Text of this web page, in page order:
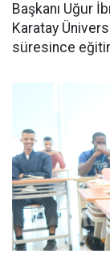
Başkanı Uğur
Karatay
süresince